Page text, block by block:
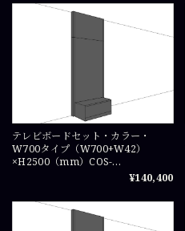
テレビボードセット・カラー・
W700タイプ（W700+W42）
×H2500（mm）COS-
¥140,400